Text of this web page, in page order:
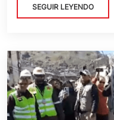
SEGUIR LEYENDO